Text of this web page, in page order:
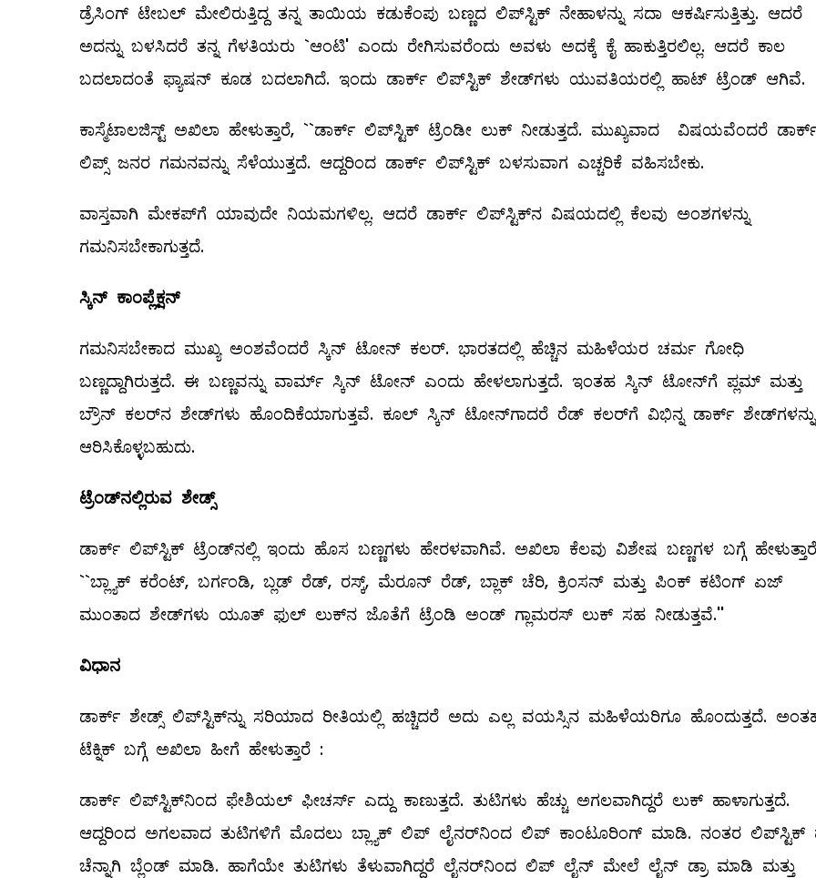
ಡ್ರೆಸಿಂಗ್‌ ಟೇಬಲ್ ಮೇಲಿರುತ್ತಿದ್ದ ತನ್ನ ತಾಯಿಯ ಕಡುಕೆಂಪು ಬಣ್ಣದ ಲಿಪ್‌ಸ್ಟಿಕ್‌ ನೇಹಾಳನ್ನು ಸದಾ ಆಕರ್ಷಿಸುತ್ತಿತ್ತು. ಆದರೆ
ಅದನ್ನು ಬಳಸಿದರೆ ತನ್ನ ಗೆಳತಿಯರು `ಆಂಟಿ' ಎಂದು ರೇಗಿಸುವರೆಂದು ಅವಳು ಅದಕ್ಕೆ ಕೈ ಹಾಕುತ್ತಿರಲಿಲ್ಲ. ಆದರೆ ಕಾಲ
ಬದಲಾದಂತೆ ಫ್ಯಾಷನ್‌ ಕೂಡ ಬದಲಾಗಿದೆ. ಇಂದು ಡಾರ್ಕ್‌ ಲಿಪ್‌ಸ್ಟಿಕ್‌ ಶೇಡ್‌ಗಳು ಯುವತಿಯರಲ್ಲಿ ಹಾಟ್‌ ಟ್ರೆಂಡ್‌ ಆಗಿವೆ.
ಕಾಸ್ಮೆಟಾಲಜಿಸ್ಟ್ ಅಖಿಲಾ ಹೇಳುತ್ತಾರೆ, ``ಡಾರ್ಕ್‌ ಲಿಪ್‌ಸ್ಟಿಕ್‌ ಟ್ರೆಂಡೀ ಲುಕ್‌ ನೀಡುತ್ತದೆ. ಮುಖ್ಯವಾದ ವಿಷಯವೆಂದರೆ
ಲಿಪ್ಸ್ ಜನರ ಗಮನವನ್ನು ಸೆಳೆಯುತ್ತದೆ. ಆದ್ದರಿಂದ ಡಾರ್ಕ್‌ ಲಿಪ್‌ಸ್ಟಿಕ್‌ ಬಳಸುವಾಗ ಎಚ್ಚರಿಕೆ ವಹಿಸಬೇಕು.
ವಾಸ್ತವಾಗಿ ಮೇಕಪ್‌ಗೆ ಯಾವುದೇ ನಿಯಮಗಳಿಲ್ಲ. ಆದರೆ ಡಾರ್ಕ್‌ ಲಿಪ್‌ಸ್ಟಿಕ್‌ನ ವಿಷಯದಲ್ಲಿ ಕೆಲವು ಅಂಶಗಳನ್ನು
ಗಮನಿಸಬೇಕಾಗುತ್ತದೆ.
ಸ್ಕಿನ್‌ ಕಾಂಪ್ಲೆಕ್ಷನ್‌
ಗಮನಿಸಬೇಕಾದ ಮುಖ್ಯ ಅಂಶವೆಂದರೆ ಸ್ಕಿನ್‌ ಟೋನ್‌ ಕಲರ್‌. ಭಾರತದಲ್ಲಿ ಹೆಚ್ಚಿನ ಮಹಿಳೆಯರ ಚರ್ಮ ಗೋಧಿ
ಬಣ್ಣದ್ದಾಗಿರುತ್ತದೆ. ಈ ಬಣ್ಣವನ್ನು ವಾರ್ಮ್ ಸ್ಕಿನ್‌ ಟೋನ್‌ ಎಂದು ಹೇಳಲಾಗುತ್ತದೆ. ಇಂತಹ ಸ್ಕಿನ್‌ ಟೋನ್‌ಗೆ ಪ್ಲಮ್ ಮತ್ತು
ಬ್ರೌನ್‌ ಕಲರ್‌ನ ಶೇಡ್‌ಗಳು ಹೊಂದಿಕೆಯಾಗುತ್ತವೆ. ಕೂಲ್ ‌ಸ್ಕಿನ್‌ ಟೋನ್‌ಗಾದರೆ ರೆಡ್‌ ಕಲರ್‌ಗೆ ವಿಭಿನ್ನ ಡಾರ್ಕ್‌ ಶೇಡ್‌ಗಳನ್ನು
ಆರಿಸಿಕೊಳ್ಳಬಹುದು.
ಟ್ರೆಂಡ್‌ನಲ್ಲಿರುವ ಶೇಡ್ಸ್
ಡಾರ್ಕ್‌ ಲಿಪ್‌ಸ್ಟಿಕ್‌ ಟ್ರೆಂಡ್‌ನಲ್ಲಿ ಇಂದು ಹೊಸ ಬಣ್ಣಗಳು ಹೇರಳವಾಗಿವೆ. ಅಖಿಲಾ ಕೆಲವು ವಿಶೇಷ ಬಣ್ಣಗಳ ಬಗ್ಗೆ
``ಬ್ಲ್ಯಾಕ್‌ ಕರೆಂಟ್‌, ಬರ್ಗಂಡಿ, ಬ್ಲಡ್‌ ರೆಡ್‌, ರಸ್ಕ್, ಮೆರೂನ್‌ ರೆಡ್‌, ಬ್ಲಾಕ್‌ ಚೆರಿ, ಕ್ರಿಂಸನ್‌ ಮತ್ತು ಪಿಂಕ್‌ ಕಟಿಂಗ್‌ ಏಜ್‌
ಮುಂತಾದ ಶೇಡ್‌ಗಳು ಯೂತ್‌ ಫುಲ್ ಲುಕ್‌ನ ಜೊತೆಗೆ ಟ್ರೆಂಡಿ ಅಂಡ್‌ ಗ್ಲಾಮರಸ್‌ ಲುಕ್‌ ಸಹ ನೀಡುತ್ತವೆ.''
ವಿಧಾನ
ಡಾರ್ಕ್‌ ಶೇಡ್ಸ್ ಲಿಪ್‌ಸ್ಟಿಕ್‌ನ್ನು ಸರಿಯಾದ ರೀತಿಯಲ್ಲಿ ಹಚ್ಚಿದರೆ ಅದು ಎಲ್ಲ ವಯಸ್ಸಿನ ಮಹಿಳೆಯರಿಗೂ ಹೊಂದುತ್ತದೆ.
ಟೆಕ್ನಿಕ್‌ ಬಗ್ಗೆ ಅಖಿಲಾ ಹೀಗೆ ಹೇಳುತ್ತಾರೆ :
ಡಾರ್ಕ್‌ ಲಿಪ್‌ಸ್ಟಿಕ್‌ನಿಂದ ಫೇಶಿಯಲ್ ಫೀಚರ್ಸ್ ಎದ್ದು ಕಾಣುತ್ತದೆ. ತುಟಿಗಳು ಹೆಚ್ಚು ಅಗಲವಾಗಿದ್ದರೆ ಲುಕ್‌ ಹಾಳಾಗುತ್ತದೆ.
ಆದ್ದರಿಂದ ಅಗಲವಾದ ತುಟಿಗಳಿಗೆ ಮೊದಲು ಬ್ಲ್ಯಾಕ್‌ ಲಿಪ್‌ ಲೈನರ್‌ನಿಂದ ಲಿಪ್‌ ಕಾಂಟೂರಿಂಗ್‌ ಮಾಡಿ. ನಂತರ ಲಿಪ್‌ಸ್ಟಿಕ್‌
ಚೆನ್ನಾಗಿ ಬ್ಲೆಂಡ್‌ ಮಾಡಿ. ಹಾಗೆಯೇ ತುಟಿಗಳು ತೆಳುವಾಗಿದ್ದರೆ ಲೈನರ್‌ನಿಂದ ಲಿಪ್‌ ಲೈನ್‌ ಮೇಲೆ ಲೈನ್‌ ಡ್ರಾ ಮಾಡಿ ಮತ್ತು